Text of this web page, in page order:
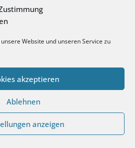
Website und unseren Service zu
akzeptieren
Ablehnen
anzeigen